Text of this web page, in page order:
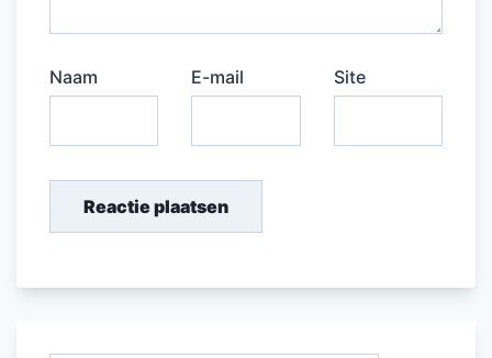
Naam E-mail Site